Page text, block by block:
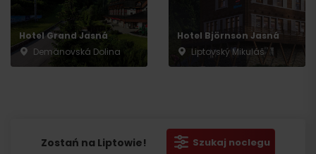
Hotel Grand Jasná
Demänovská Dolina
Hotel Björnson Jasná
Liptovský Mikuláš
Zostań na Liptowie! Szukaj noclegu